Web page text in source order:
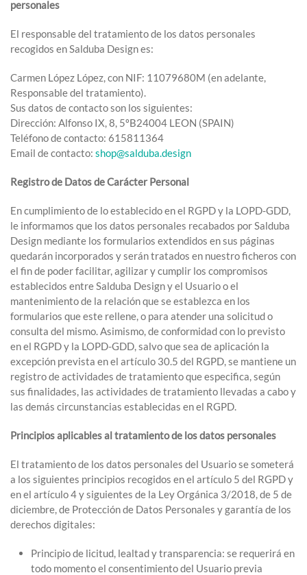
personales
El responsable del tratamiento de los datos personales
recogidos en Salduba Design es:
Carmen López López, con NIF: 11079680M (en adelante,
Responsable del tratamiento).
Sus datos de contacto son los siguientes:
Dirección: Alfonso IX, 8, 5ºB24004 LEON (SPAIN)
Teléfono de contacto: 615811364
Email de contacto: shop@salduba.design
Registro de Datos de Carácter Personal
En cumplimiento de lo establecido en el RGPD y la LOPD-GDD,
le informamos que los datos personales recabados por Salduba
Design mediante los formularios extendidos en sus páginas
quedarán incorporados y serán tratados en nuestro ficheros con
el fin de poder facilitar, agilizar y cumplir los compromisos
establecidos entre Salduba Design y el Usuario o el
mantenimiento de la relación que se establezca en los
formularios que este rellene, o para atender una solicitud o
consulta del mismo. Asimismo, de conformidad con lo previsto
en el RGPD y la LOPD-GDD, salvo que sea de aplicación la
excepción prevista en el artículo 30.5 del RGPD, se mantiene un
registro de actividades de tratamiento que especifica, según
sus finalidades, las actividades de tratamiento llevadas a cabo y
las demás circunstancias establecidas en el RGPD.
Principios aplicables al tratamiento de los datos personales
El tratamiento de los datos personales del Usuario se someterá
a los siguientes principios recogidos en el artículo 5 del RGPD y
en el artículo 4 y siguientes de la Ley Orgánica 3/2018, de 5 de
diciembre, de Protección de Datos Personales y garantía de los
derechos digitales:
Principio de licitud, lealtad y transparencia: se requerirá en
todo momento el consentimiento del Usuario previa